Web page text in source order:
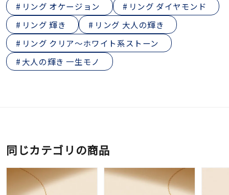
リング オケージョン
リング ダイヤモンド
リング 輝き
リング 大人の輝き
リング クリア～ホワイト系ストーン
大人の輝き 一生モノ
同じカテゴリの商品